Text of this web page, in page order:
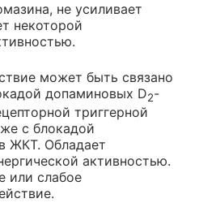
не усиливает
некоторой
может быть связано
допаминовых D2-
триггерной
с блокадой
ЖКТ. Обладает
активностью.
или слабое